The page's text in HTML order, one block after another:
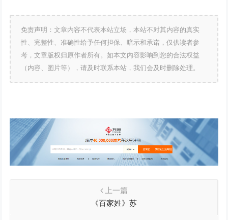
免责声明：文章内容不代表本站立场，本站不对其内容的真实
性、完整性、准确性给予任何担保、暗示和承诺，仅供读者参
考，文章版权归原作者所有。如本文内容影响到您的合法权益
（内容、图片等），请及时联系本站，我们会及时删除处理。
上一篇
《百家姓》苏